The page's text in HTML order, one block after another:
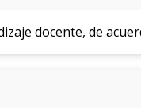
docente, de